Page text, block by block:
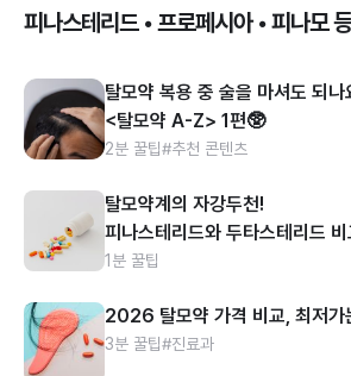
피나스테리드 • 프로페시아 • 피나모
탈모약 복용 중 술을 마셔도 되나
<탈모약 A-Z> 1편🥸
2분 꿀팁#추천 콘텐츠
탈모약계의 자강두천!
피나스테리드와 두타스테리드 비
1분 꿀팁
2026 탈모약 가격 비교, 최저가
3분 꿀팁#진료과